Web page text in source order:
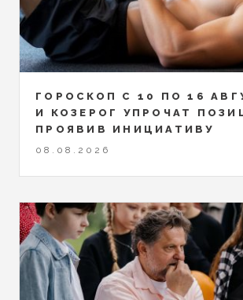
ГОРОСКОП С 10 ПО 16
И КОЗЕРОГ УПРОЧАТ
ПРОЯВИВ ИНИЦИАТИВУ
08.08.2026